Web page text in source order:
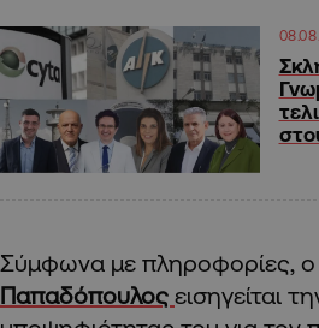
Σύμφωνα με πληροφορίες,
Παπαδόπουλος εισηγείται